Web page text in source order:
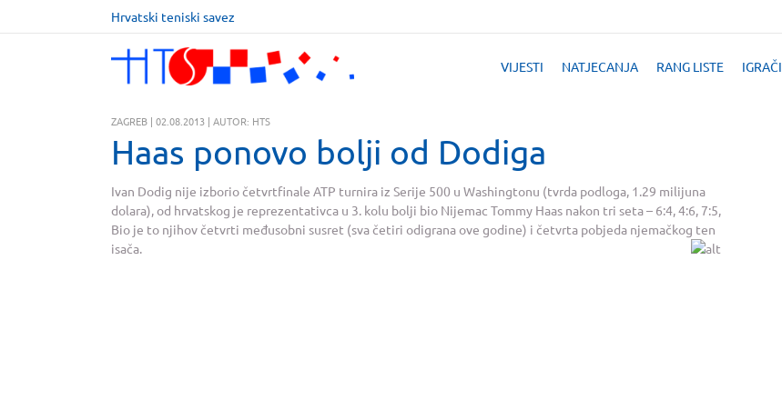
Hrvatski teniski savez
VIJESTI NATJECANJA RANG LISTE IGRAČI
ZAGREB | 02.08.2013 | AUTOR: HTS
Haas ponovo bolji od Dodiga
Ivan Dodig nije izborio četvrtfinale ATP turnira iz Serije 500 u Washingtonu (tvrda podloga, 1.29 milijuna
dolara), od hrvatskog je reprezentativca u 3. kolu bolji bio Nijemac Tommy Haas nakon tri seta – 6:4, 4:6, 7:5,
Bio je to njihov četvrti međusobni susret (sva četiri odigrana ove godine) i četvrta pobjeda njemačkog ten
isača.